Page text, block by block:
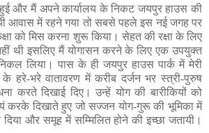
हुई और मैं अपने कार्यालय के निकट जयपुर हाउस की
आवास में रहने गया तो सबसे पहले इस नई जगह पर
को मिस करना शुरू किया। सेहत की रक्षा के लिए
थी इसलिए मैं योगासन करने के लिए एक उपयुक्त
लिया। पास के ही जयपुर हाउस पार्क में मेरी
हरे-भरे वातावरण में करीब दर्जन भर स्त्री-पुरुष
करते दिखाई दिए। उन्हें योग की बारीकियों को
करके दिखाते हुए जो सज्जन योग-गुरू की भूमिका में
और समूह में सम्मिलित होने की इच्छा जतायी।